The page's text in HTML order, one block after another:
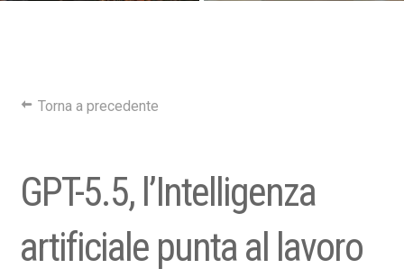
Torna a precedente
GPT-5.5, l’Intelligenza
artificiale punta al lavoro